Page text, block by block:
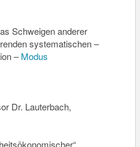
Schweigen anderer
systematischen –
–Modus
Dr. Lauterbach,